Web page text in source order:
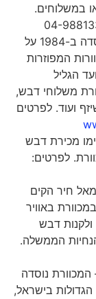
משק ומכוורת אופיר באלון הגליל – נוסדה ב-1984 על
מונה כ-800 כוורות המפוזרות
משלוחי דבש,
לפרטים
מכירת דבש
לפרטים:
חיר הקים
במכוורת באוויר
דבש
הממשלה.
נוסדה
הגדולות בישראל,